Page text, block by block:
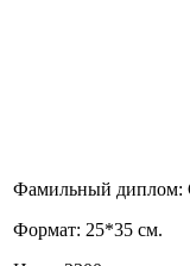
Фамильный диплом:
Формат: 25*35 см.